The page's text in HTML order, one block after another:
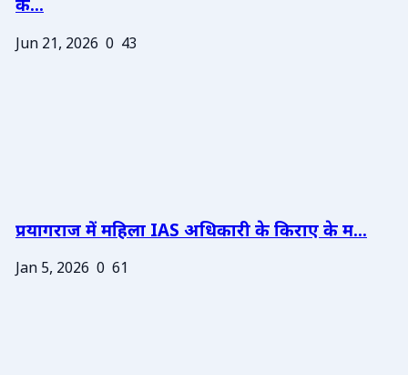
के...
Jun 21, 2026 0 43
प्रयागराज में महिला IAS अधिकारी के किराए के म...
Jan 5, 2026 0 61